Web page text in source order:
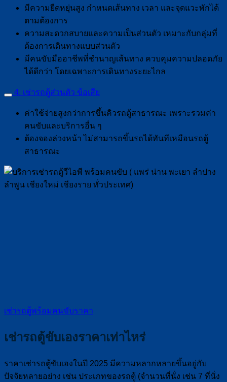
มีความยืดหยุ่นสูง กำหนดเส้นทาง เวลา และจุดแวะพักได้
ตามต้องการ
ความสะดวกสบายและความเป็นส่วนตัว เหมาะกับกลุ่มที่
ต้องการเดินทางแบบส่วนตัว
มีคนขับมืออาชีพที่ชำนาญเส้นทาง ควบคุมความปลอดภัย
ได้ดีกว่า โดยเฉพาะการเดินทางระยะไกล
4. เช่ารถตู้ส่วนตัว ข้อเสีย
ค่าใช้จ่ายสูงกว่าการขึ้นคิวรถตู้สาธารณะ เพราะรวมค่า
คนขับและบริการอื่น ๆ
ต้องจองล่วงหน้า ไม่สามารถขึ้นรถได้ทันทีเหมือนรถตู้
สาธารณะ
เช่ารถตู้พร้อมคนขับราคา
เช่ารถตู้ขับเองราคาเท่าไหร่
ราคาเช่ารถตู้ขับเองในปี 2025 มีความหลากหลายขึ้นอยู่กับ
ปัจจัยหลายอย่าง เช่น ประเภทของรถตู้ (จำนวนที่นั่ง เช่น 7 ที่นั่ง